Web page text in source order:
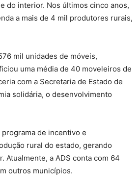
do interior. Nos últimos cinco anos,
a mais de 4 mil produtores rurais,
mil unidades de móveis,
uma média de 40 moveleiros de
com a Secretaria de Estado de
solidária, o desenvolvimento
de incentivo e
rural do estado, gerando
Atualmente, a ADS conta com 64
outros municípios.